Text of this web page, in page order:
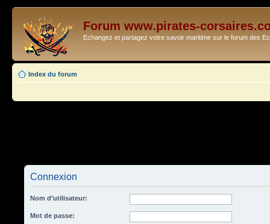
Forum www.pirates-
Echangez et partagez votre savoir maritime sur le forum des
Index du forum
Connexion
Nom d’utilisateur:
Mot de passe: